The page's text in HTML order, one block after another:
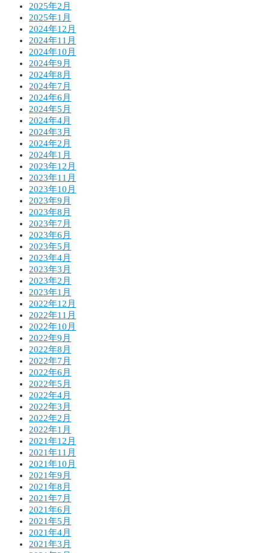
2025年2月
2025年1月
2024年12月
2024年11月
2024年10月
2024年9月
2024年8月
2024年7月
2024年6月
2024年5月
2024年4月
2024年3月
2024年2月
2024年1月
2023年12月
2023年11月
2023年10月
2023年9月
2023年8月
2023年7月
2023年6月
2023年5月
2023年4月
2023年3月
2023年2月
2023年1月
2022年12月
2022年11月
2022年10月
2022年9月
2022年8月
2022年7月
2022年6月
2022年5月
2022年4月
2022年3月
2022年2月
2022年1月
2021年12月
2021年11月
2021年10月
2021年9月
2021年8月
2021年7月
2021年6月
2021年5月
2021年4月
2021年3月